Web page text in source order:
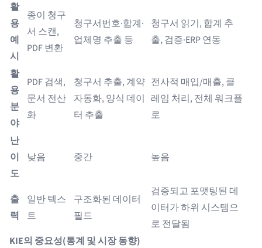
활
용
예
시
종이 청구
서 스캔,
PDF 변환
청구서번호·합계·
업체명 추출 등
청구서 읽기, 합계 추
출, 검증·ERP 연동
활
용
분
야
PDF 검색,
문서 전산
화
청구서 추출, 계약
자동화, 양식 데이
터 추출
전사적 매입/매출, 클
레임 처리, 전체 워크플
로
난
이
도
낮음 중간 높음
출
력
일반 텍스
트
구조화된 데이터
필드
검증되고 포맷팅된 데
이터가 하위 시스템으
로 전달됨
KIE의 중요성(통계 및 시장 동향)